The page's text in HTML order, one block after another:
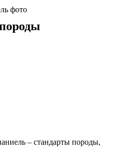
– стандарты породы,